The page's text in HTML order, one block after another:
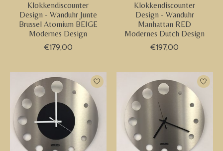
Klokkendiscounter
Design - Wanduhr Junte
Brussel Atomium BEIGE
Modernes Design
€179,00
Klokkendiscounter
Design - Wanduhr
Manhattan RED
Modernes Dutch Design
€197,00